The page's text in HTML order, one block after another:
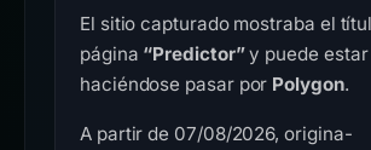
El sitio capturado mostraba el
página “Predictor”y puede estar
haciéndose pasar por Polygon.
A partir de 07/08/2026, origina-